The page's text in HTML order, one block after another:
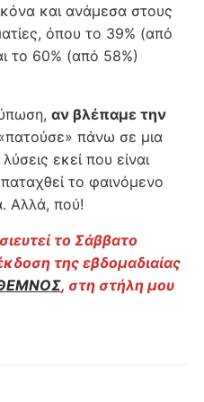
και ανάμεσα στους
όπου το 39% (από
το 60% (από 58%)
αν βλέπαμε την
πάνω σε μια
εκεί που είναι
το φαινόμενο
Αλλά, πού!
το Σάββατο
της εβδομαδιαίας
Σ, στη στήλη μου